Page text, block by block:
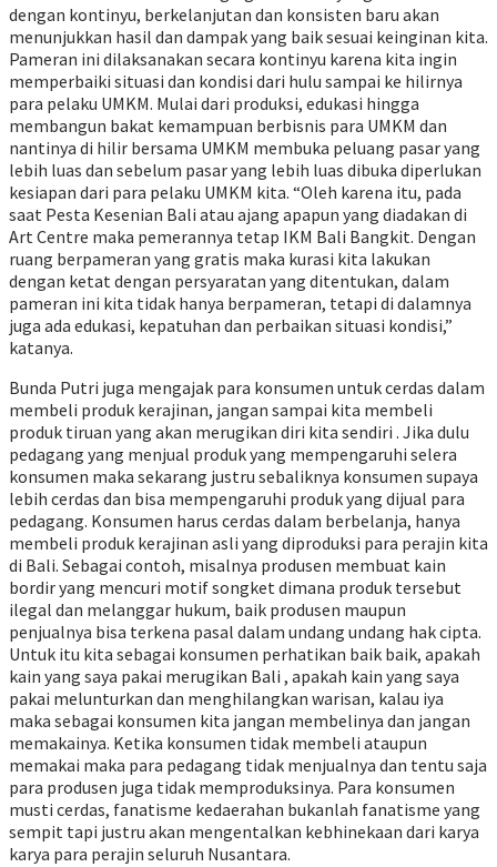
dengan kontinyu, berkelanjutan dan konsisten baru akan
menunjukkan hasil dan dampak yang baik sesuai keinginan kita.
Pameran ini dilaksanakan secara kontinyu karena kita ingin
memperbaiki situasi dan kondisi dari hulu sampai ke hilirnya
para pelaku UMKM. Mulai dari produksi, edukasi hingga
membangun bakat kemampuan berbisnis para UMKM dan
nantinya di hilir bersama UMKM membuka peluang pasar yang
lebih luas dan sebelum pasar yang lebih luas dibuka diperlukan
kesiapan dari para pelaku UMKM kita. “Oleh karena itu, pada
saat Pesta Kesenian Bali atau ajang apapun yang diadakan di
Art Centre maka pemerannya tetap IKM Bali Bangkit. Dengan
ruang berpameran yang gratis maka kurasi kita lakukan
dengan ketat dengan persyaratan yang ditentukan, dalam
pameran ini kita tidak hanya berpameran, tetapi di dalamnya
juga ada edukasi, kepatuhan dan perbaikan situasi kondisi,”
katanya.
Bunda Putri juga mengajak para konsumen untuk cerdas dalam
membeli produk kerajinan, jangan sampai kita membeli
produk tiruan yang akan merugikan diri kita sendiri . Jika dulu
pedagang yang menjual produk yang mempengaruhi selera
konsumen maka sekarang justru sebaliknya konsumen supaya
lebih cerdas dan bisa mempengaruhi produk yang dijual para
pedagang. Konsumen harus cerdas dalam berbelanja, hanya
membeli produk kerajinan asli yang diproduksi para perajin kita
di Bali. Sebagai contoh, misalnya produsen membuat kain
bordir yang mencuri motif songket dimana produk tersebut
ilegal dan melanggar hukum, baik produsen maupun
penjualnya bisa terkena pasal dalam undang undang hak cipta.
Untuk itu kita sebagai konsumen perhatikan baik baik, apakah
kain yang saya pakai merugikan Bali , apakah kain yang saya
pakai melunturkan dan menghilangkan warisan, kalau iya
maka sebagai konsumen kita jangan membelinya dan jangan
memakainya. Ketika konsumen tidak membeli ataupun
memakai maka para pedagang tidak menjualnya dan tentu saja
para produsen juga tidak memproduksinya. Para konsumen
musti cerdas, fanatisme kedaerahan bukanlah fanatisme yang
sempit tapi justru akan mengentalkan kebhinekaan dari karya
karya para perajin seluruh Nusantara.